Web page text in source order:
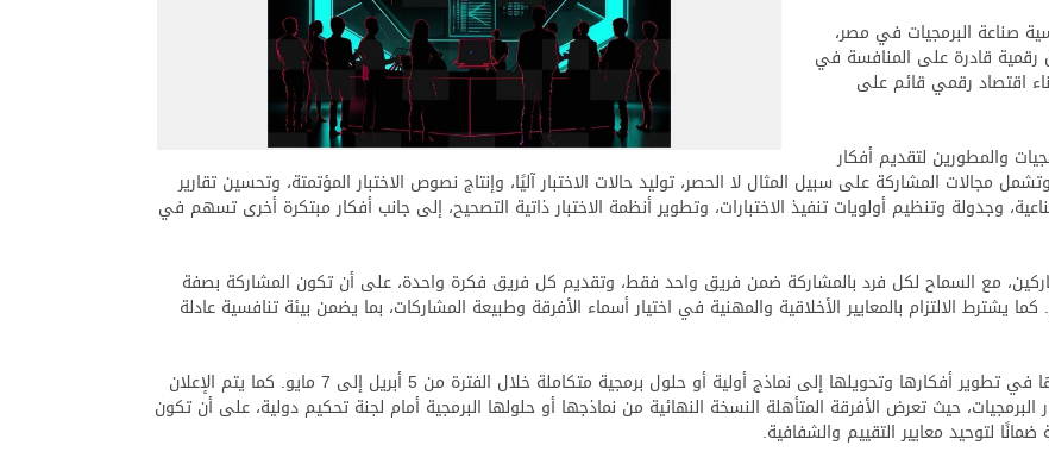
صناعة البرمجيات في مصر،
رقمية قادرة على المنافسة في
اقتصاد رقمي قائم على
والمطورين لتقديم أفكار
مجالات المشاركة على سبيل المثال لا الحصر، توليد حالات الاختبار آليًا، وإنتاج نصوص الاختبار المؤتمتة، وتحسين تقارير
وجدولة وتنظيم أولويات تنفيذ الاختبارات، وتطوير أنظمة الاختبار ذاتية التصحيح، إلى جانب أفكار مبتكرة أخرى تسهم في
مع السماح لكل فرد بالمشاركة ضمن فريق واحد فقط، وتقديم كل فريق فكرة واحدة، على أن تكون المشاركة بصفة
الالتزام بالمعايير الأخلاقية والمهنية في اختيار أسماء الأفرقة وطبيعة المشاركات، بما يضمن بيئة تنافسية عادلة
كما يتم إخطار الأفرقة المقبولة يوم 15 فبراير، لتبدأ بعدها في تطوير أفكارها وتحويلها إلى نماذج أولية أو حلول برمجية متكاملة خلال الفترة من 5 أبريل إلى 7 مايو. كما يتم الإعلان
على هامش يوم اختبار البرمجيات، حيث تعرض الأفرقة المتأهلة النسخة النهائية من نماذجها أو حلولها البرمجية أمام لجنة تحكيم دولية، على أن تكون
لتوحيد معايير التقييم والشفافية.